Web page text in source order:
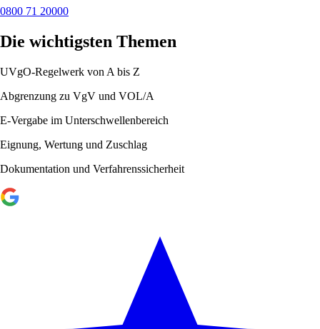
0800 71 20000
Die wichtigsten Themen
UVgO-Regelwerk von A bis Z
Abgrenzung zu VgV und VOL/A
E-Vergabe im Unterschwellenbereich
Eignung, Wertung und Zuschlag
Dokumentation und Verfahrenssicherheit